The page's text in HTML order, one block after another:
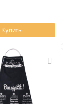
Купить